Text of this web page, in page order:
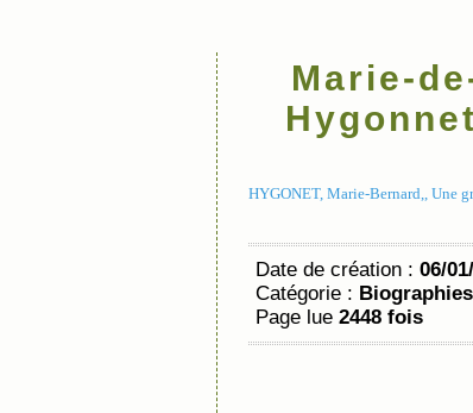
Marie-
HYGONET, Marie-Bernard,, Une
Date de création : 06/
Catégorie :
Page lue 2448 fois